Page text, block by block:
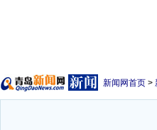
新闻网首页 >